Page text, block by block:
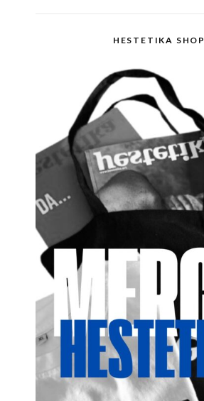
HESTETIKA SHOP